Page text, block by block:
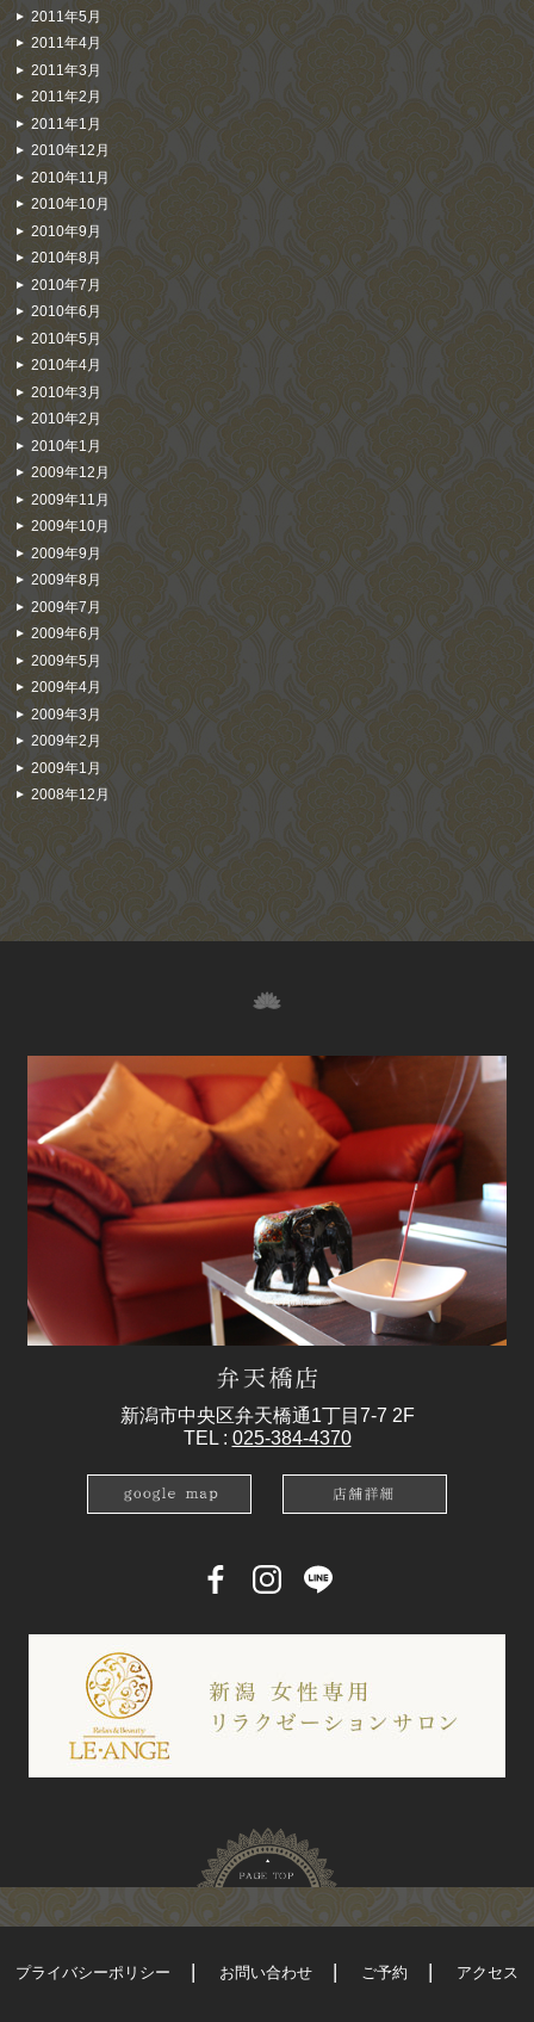
2011年5月
2011年4月
2011年3月
2011年2月
2011年1月
2010年12月
2010年11月
2010年10月
2010年9月
2010年8月
2010年7月
2010年6月
2010年5月
2010年4月
2010年3月
2010年2月
2010年1月
2009年12月
2009年11月
2009年10月
2009年9月
2009年8月
2009年7月
2009年6月
2009年5月
2009年4月
2009年3月
2009年2月
2009年1月
2008年12月
新潟市中央区弁天橋通1丁目7-7 2F
TEL : 025-384-4370
プライバシーポリシー お問い合わせ ご予約 アクセス